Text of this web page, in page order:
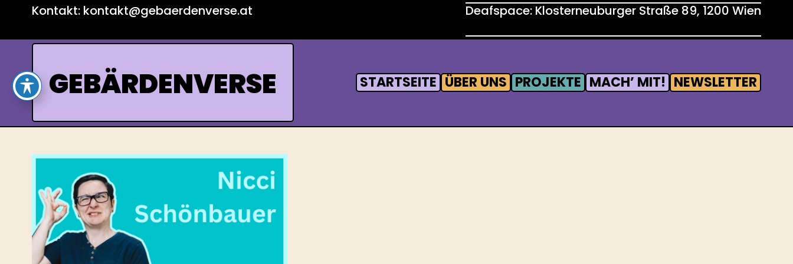
content
Kontakt: kontakt@gebaerdenverse.at Deafspace: Klosterneuburger Straße 89, 1200 Wien
GEBÄRDENVERSE STARTSEITE ÜBER UNS PROJEKTE MACH’ MIT! NEWSLETTER